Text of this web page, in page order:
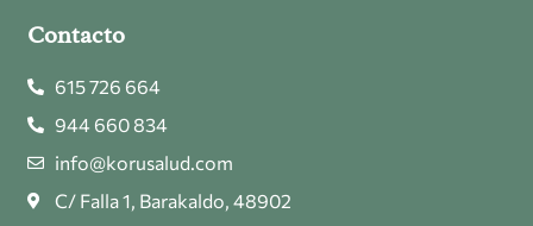
Contacto
615 726 664
944 660 834
info@korusalud.com
C/ Falla 1, Barakaldo, 48902